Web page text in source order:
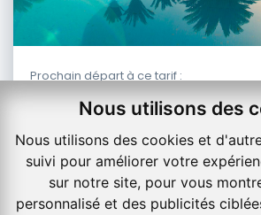
Nous utilisons des
Nous utilisons des cookies et
suivi pour améliorer votre
sur notre site, pour vous
personnalisé et des publicités
Prochain départ à ce tarif :
Marseille
nuitées,
le04-10-2026
À partir de
321€ pers